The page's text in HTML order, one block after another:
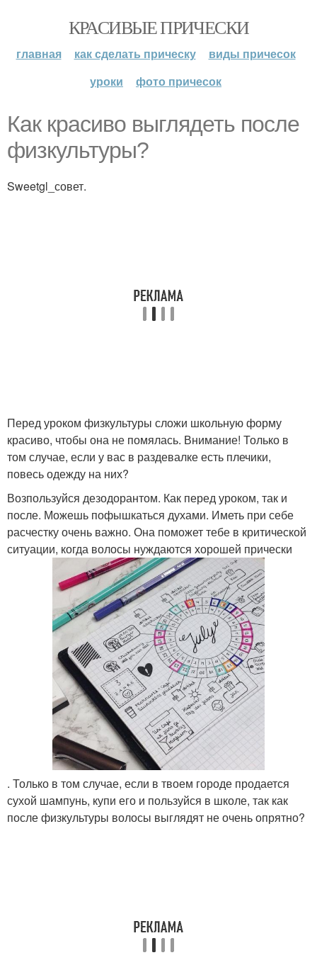
КРАСИВЫЕ ПРИЧЕСКИ
главная как сделать прическу
виды причесок
уроки
фото причесок
Как красиво выглядеть после
физкультуры?
Sweetgl_совет.
Перед уроком физкультуры сложи школьную форму
красиво, чтобы она не помялась. Внимание! Только в
том случае, если у вас в раздевалке есть плечики,
повесь одежду на них?
Возпользуйся дезодорантом. Как перед уроком, так и
после. Можешь пофышкаться духами. Иметь при себе
расчестку очень важно. Она поможет тебе в критической
ситуации, когда волосы нуждаются хорошей прически
. Только в том случае, если в твоем городе продается
сухой шампунь, купи его и пользуйся в школе, так как
после физкультуры волосы выглядят не очень опрятно?